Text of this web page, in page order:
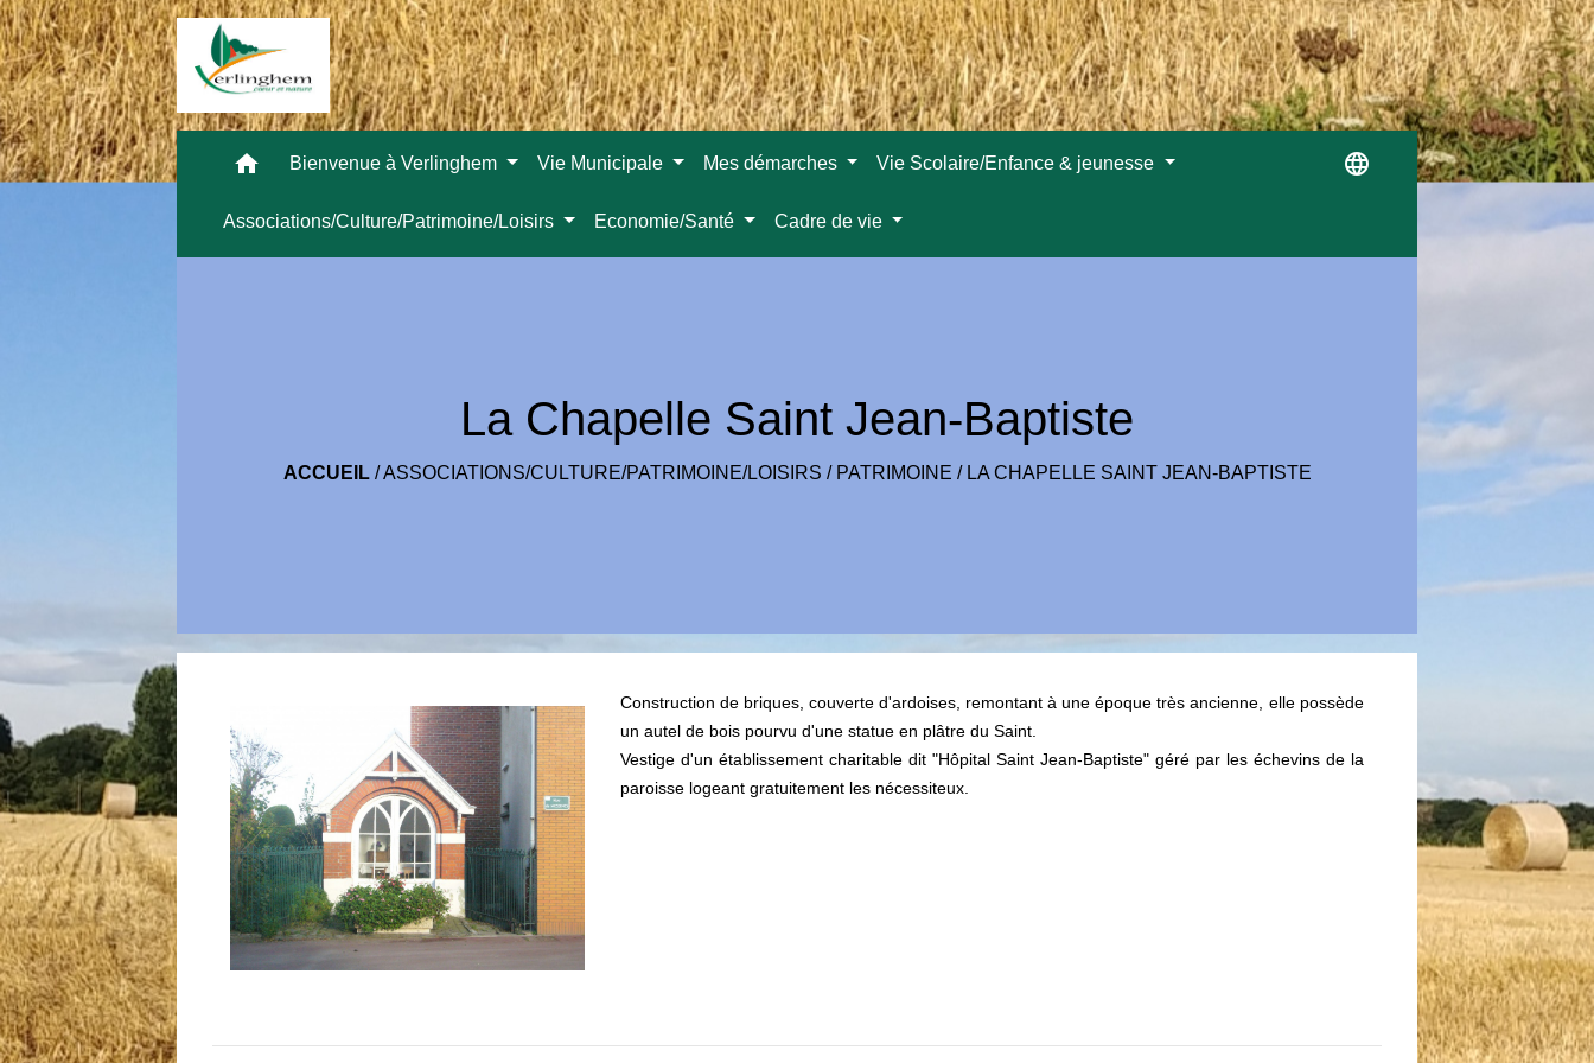
home Bienvenue à Verlinghem Vie Municipale Mes démarches Vie Scolaire/Enfance & jeunesse
Associations/Culture/Patrimoine/Loisirs Economie/Santé Cadre de vie
language
La Chapelle Saint Jean-Baptiste
ACCUEIL/ASSOCIATIONS/CULTURE/PATRIMOINE/LOISIRS / PATRIMOINE / LA CHAPELLE SAINT JEAN-BAPTISTE
Construction de briques, couverte d'ardoises, remontant à une époque très ancienne, elle possède
un autel de bois pourvu d'une statue en plâtre du Saint.
Vestige d'un établissement charitable dit "Hôpital Saint Jean-Baptiste" géré par les échevins de la
paroisse logeant gratuitement les nécessiteux.